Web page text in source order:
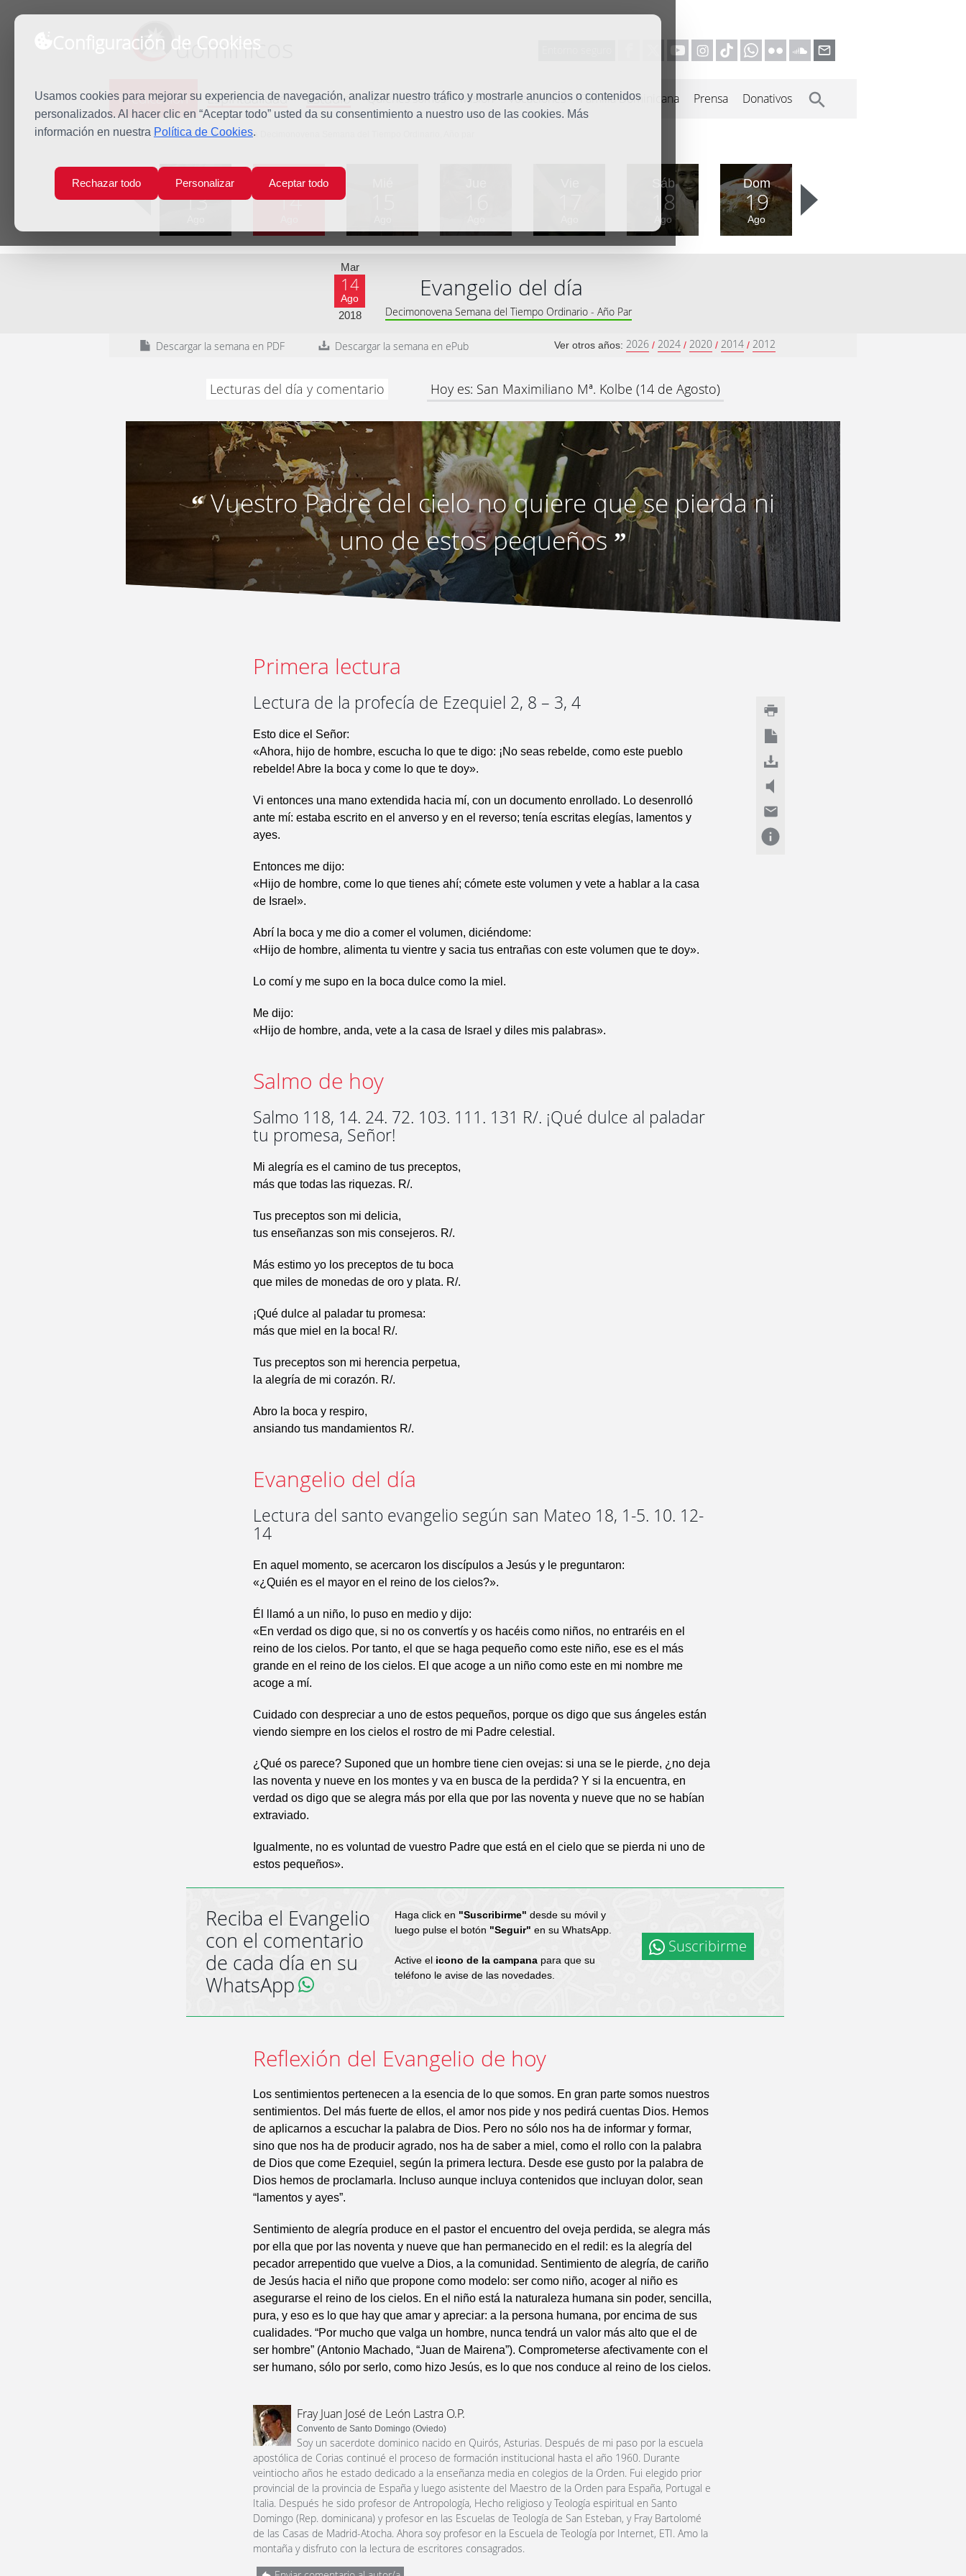
Configuración de Cookies
Usamos cookies para mejorar su experiencia de navegación, analizar nuestro tráfico y mostrarle anuncios o contenidos
personalizados. Al hacer clic en “Aceptar todo” usted da su consentimiento a nuestro uso de las cookies. Más
información en nuestra Política de Cookies.
Rechazar todo Personalizar Aceptar todo
dominicos
Predicación Espiritualidad Estudio Quiénes somos Misión Vocaciones Familia Dominicana Prensa Donativos
Inicio Predicación Martes de la Decimonovena Semana del Tiempo Ordinario, Año par
Lun
13
Mar
14
Sáb
18
Ago
Dom
19
Ago
Mar
14
Ago
2018
Evangelio del día
Decimonovena Semana del Tiempo Ordinario - Año Par
Descargar la semana en PDF Descargar la semana en ePub Ver otros años: 2026 / 2024 / 2020 / 2014 / 2012
Lecturas del día y comentario Hoy es: San Maximiliano Mª. Kolbe (14 de Agosto)
“Vuestro Padre del cielo no quiere que se pierda ni
uno de estos pequeños ”
Primera lectura
Lectura de la profecía de Ezequiel 2, 8 – 3, 4
Esto dice el Señor:
«Ahora, hijo de hombre, escucha lo que te digo: ¡No seas rebelde, como este pueblo
rebelde! Abre la boca y come lo que te doy».
Vi entonces una mano extendida hacia mí, con un documento enrollado. Lo desenrolló
ante mí: estaba escrito en el anverso y en el reverso; tenía escritas elegías, lamentos y
ayes.
Entonces me dijo:
«Hijo de hombre, come lo que tienes ahí; cómete este volumen y vete a hablar a la casa
de Israel».
Abrí la boca y me dio a comer el volumen, diciéndome:
«Hijo de hombre, alimenta tu vientre y sacia tus entrañas con este volumen que te doy».
Lo comí y me supo en la boca dulce como la miel.
Me dijo:
«Hijo de hombre, anda, vete a la casa de Israel y diles mis palabras».
Salmo de hoy
Salmo 118, 14. 24. 72. 103. 111. 131 R/. ¡Qué dulce al paladar
tu promesa, Señor!
Mi alegría es el camino de tus preceptos,
más que todas las riquezas. R/.
Tus preceptos son mi delicia,
tus enseñanzas son mis consejeros. R/.
Más estimo yo los preceptos de tu boca
que miles de monedas de oro y plata. R/.
¡Qué dulce al paladar tu promesa:
más que miel en la boca! R/.
Tus preceptos son mi herencia perpetua,
la alegría de mi corazón. R/.
Abro la boca y respiro,
ansiando tus mandamientos R/.
Evangelio del día
Lectura del santo evangelio según san Mateo 18, 1-5. 10. 12-
14
En aquel momento, se acercaron los discípulos a Jesús y le preguntaron:
«¿Quién es el mayor en el reino de los cielos?».
Él llamó a un niño, lo puso en medio y dijo:
«En verdad os digo que, si no os convertís y os hacéis como niños, no entraréis en el
reino de los cielos. Por tanto, el que se haga pequeño como este niño, ese es el más
grande en el reino de los cielos. El que acoge a un niño como este en mi nombre me
acoge a mí.
Cuidado con despreciar a uno de estos pequeños, porque os digo que sus ángeles están
viendo siempre en los cielos el rostro de mi Padre celestial.
¿Qué os parece? Suponed que un hombre tiene cien ovejas: si una se le pierde, ¿no deja
las noventa y nueve en los montes y va en busca de la perdida? Y si la encuentra, en
verdad os digo que se alegra más por ella que por las noventa y nueve que no se habían
extraviado.
Igualmente, no es voluntad de vuestro Padre que está en el cielo que se pierda ni uno de
estos pequeños».
Reciba el Evangelio
con el comentario
de cada día en su
WhatsApp
Haga click en "Suscribirme" desde su móvil y
luego pulse el botón "Seguir" en su WhatsApp.
Active el icono de la campanapara que su
teléfono le avise de las novedades.
Suscribirme
Reflexión del Evangelio de hoy
Los sentimientos pertenecen a la esencia de lo que somos. En gran parte somos nuestros
sentimientos. Del más fuerte de ellos, el amor nos pide y nos pedirá cuentas Dios. Hemos
de aplicarnos a escuchar la palabra de Dios. Pero no sólo nos ha de informar y formar,
sino que nos ha de producir agrado, nos ha de saber a miel, como el rollo con la palabra
de Dios que come Ezequiel, según la primera lectura. Desde ese gusto por la palabra de
Dios hemos de proclamarla. Incluso aunque incluya contenidos que incluyan dolor, sean
“lamentos y ayes”.
Sentimiento de alegría produce en el pastor el encuentro del oveja perdida, se alegra más
por ella que por las noventa y nueve que han permanecido en el redil: es la alegría del
pecador arrepentido que vuelve a Dios, a la comunidad. Sentimiento de alegría, de cariño
de Jesús hacia el niño que propone como modelo: ser como niño, acoger al niño es
asegurarse el reino de los cielos. En el niño está la naturaleza humana sin poder, sencilla,
pura, y eso es lo que hay que amar y apreciar: a la persona humana, por encima de sus
cualidades. “Por mucho que valga un hombre, nunca tendrá un valor más alto que el de
ser hombre” (Antonio Machado, “Juan de Mairena”). Comprometerse afectivamente con el
ser humano, sólo por serlo, como hizo Jesús, es lo que nos conduce al reino de los cielos.
Fray Juan José de León Lastra O.P.
Convento de Santo Domingo (Oviedo)
Soy un sacerdote dominico nacido en Quirós, Asturias. Después de mi paso por la escuela
apostólica de Corias continué el proceso de formación institucional hasta el año 1960. Durante
veintiocho años he estado dedicado a la enseñanza media en colegios de la Orden. Fui elegido prior
provincial de la provincia de España y luego asistente del Maestro de la Orden para España, Portugal e
Italia. Después he sido profesor de Antropología, Hecho religioso y Teología espiritual en Santo
Domingo (Rep. dominicana) y profesor en las Escuelas de Teología de San Esteban, y Fray Bartolomé
de las Casas de Madrid-Atocha. Ahora soy profesor en la Escuela de Teología por Internet, ETI. Amo la
montaña y disfruto con la lectura de escritores consagrados.